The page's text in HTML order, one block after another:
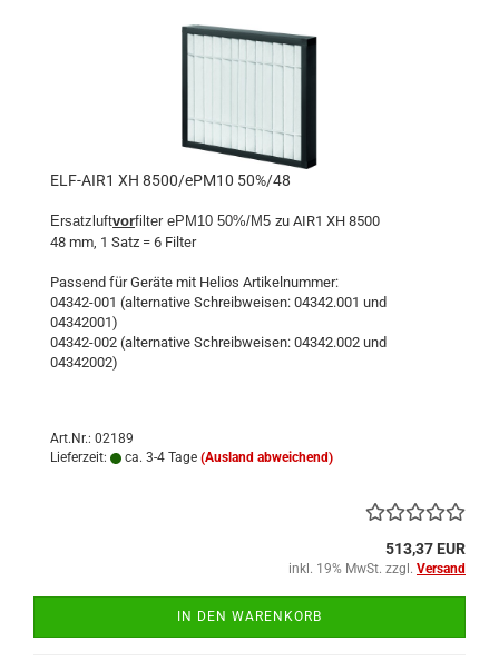
ELF-AIR1 XH 8500/ePM10 50%/48
Ersatzluftvorfilter ePM10 50%/M5 zu AIR1 XH 8500
48 mm, 1 Satz = 6 Filter
Passend für Geräte mit Helios Artikelnummer:
04342-001 (alternative Schreibweisen: 04342.001 und
04342001)
04342-002 (alternative Schreibweisen: 04342.002 und
04342002)
Art.Nr.: 02189
Lieferzeit:
ca. 3-4 Tage (Ausland abweichend)
513,37 EUR
inkl. 19% MwSt. zzgl. Versand
IN DEN WARENKORB